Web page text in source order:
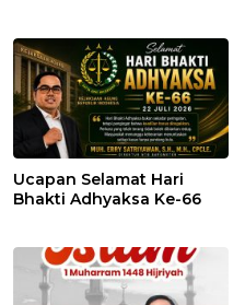
Ucapan Selamat Hari
Bhakti Adhyaksa Ke-66